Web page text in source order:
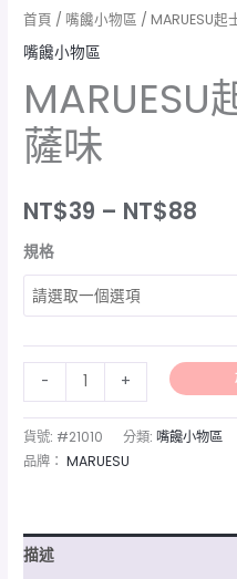
首頁 / 嘴饞小物區 / MARUESU起
嘴饞小物區
MARUESU
薩味
NT$39 – NT$88
規格
- +
貨號: #21010 分類:嘴饞小物區
品牌：MARUESU
描述